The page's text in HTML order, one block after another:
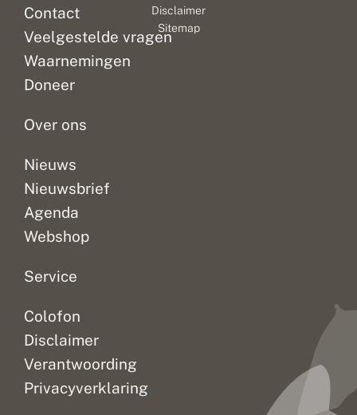
Contact
Veelgestelde vragen
Waarnemingen
Doneer
Over ons
Nieuws
Nieuwsbrief
Agenda
Webshop
Service
Colofon
Disclaimer
Verantwoording
Privacyverklaring
Disclaimer
Sitemap